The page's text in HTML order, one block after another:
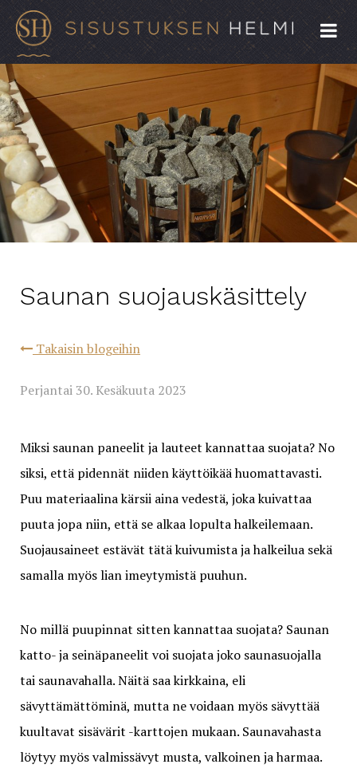
Saunan suojauskäsittely
Takaisin blogeihin
Perjantai 30. Kesäkuuta 2023
Miksi saunan paneelit ja lauteet kannattaa suojata? No
siksi, että pidennät niiden käyttöikää huomattavasti.
Puu materiaalina kärsii aina vedestä, joka kuivattaa
puuta jopa niin, että se alkaa lopulta halkeilemaan.
Suojausaineet estävät tätä kuivumista ja halkeilua sekä
samalla myös lian imeytymistä puuhun.
No millä puupinnat sitten kannattaa suojata? Saunan
katto- ja seinäpaneelit voi suojata joko saunasuojalla
tai saunavahalla. Näitä saa kirkkaina, eli
sävyttämättöminä, mutta ne voidaan myös sävyttää
kuultavat sisävärit -karttojen mukaan. Saunavahasta
löytyy myös valmissävyt musta, valkoinen ja harmaa.